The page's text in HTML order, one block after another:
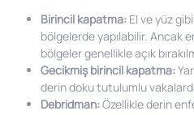
Birincil kapatma: El ve yüz
bölgelerde yapılabilir. Ancak
bölgeler genellikle açık
Gecikmiş birincil kapatma:
derin doku tutulumlu
Debridman:Özellikle derin